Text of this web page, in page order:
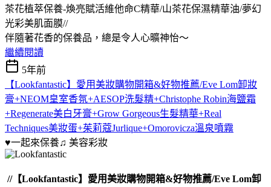
茶花植萃保養-煥亮賦活維他命C精華/山茶花保濕精華油/夢幻
光彩美肌面膜//
伴隨著花香的保養品，總是令人心曠神怡～
繼續閱讀
5年前
【Lookfantastic】愛用美妝購物開箱&好物推薦/Eve Lom卸妝
膏+NEOM皇室香氛+AESOP洗髮精+Christophe Robin海鹽霜
+Regenerate美白牙膏+Grow Gorgeous生髮精華+Real
Techniques美妝蛋+茱莉蔻Jurlique+Omorovicza溫泉噴霧
♥一起來保養♫ 美容彩妝
//【Lookfantastic】愛用美妝購物開箱&好物推薦/Eve Lom卸